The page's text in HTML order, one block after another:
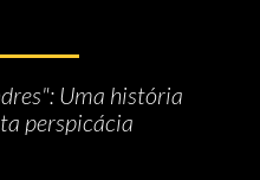
Uma história
perspicácia